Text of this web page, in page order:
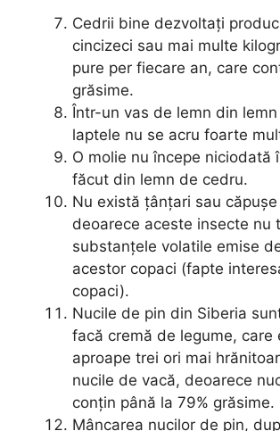
Cedrii bine dezvoltați
cincizeci sau mai multe
pure per fiecare an, care
grăsime.
Într-un vas de lemn din
laptele nu se acru foarte
O molie nu începe niciodată
făcut din lemn de cedru.
Nu există țânțari sau
deoarece aceste insecte nu
substanțele volatile emise
acestor copaci (fapte
copaci).
Nucile de pin din Siberia
facă cremă de legume, care
aproape trei ori mai
nucile de vacă, deoarece
conțin până la 79% grăsime.
Mâncarea nucilor de pin,